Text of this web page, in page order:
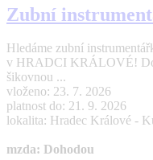
Zubní
Hledáme zubní
v HRADCI KRÁLOVÉ! Do
šikovnou ...
vloženo: 23. 7. 2026
platnost do: 21. 9. 2026
lokalita: Hradec Králové -
mzda: Dohodou